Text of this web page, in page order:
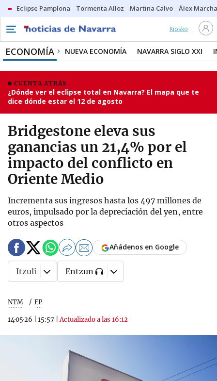
Eclipse Pamplona Tormenta Alloz Martina Calvo Álex
Kiosko
ECONOMÍA NUEVA ECONOMÍA NAVARRA SIGLO XXI
CUENTA ATRÁS
¿Dónde ver el eclipse total en Navarra? El mapa que te
dice dónde estar el 12 de agosto
Bridgestone eleva sus
ganancias un 21,4% por el
impacto del conflicto en
Oriente Medio
Incrementa sus ingresos hasta los 497 millones de
euros, impulsado por la depreciación del yen, entre
otros aspectos
NTM EP
14·05·26 15:57 |Actualizado a las 16:12
Añádenos en Google
Itzuli Entzun